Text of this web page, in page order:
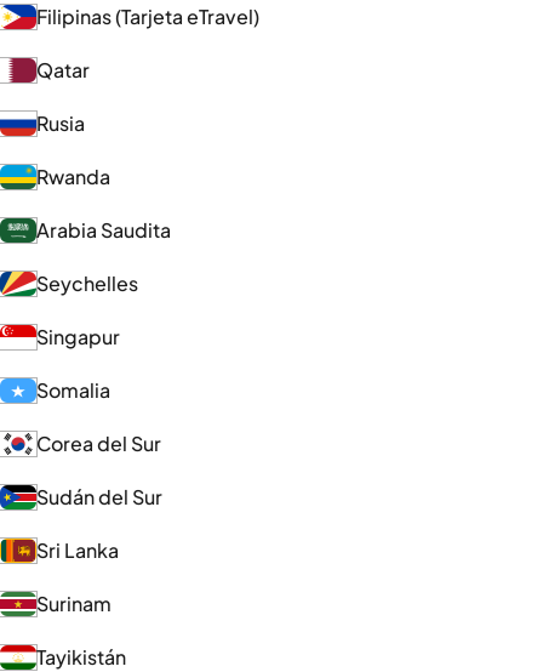
Filipinas (Tarjeta eTravel)
Qatar
Rusia
Rwanda
Arabia Saudita
Seychelles
Singapur
Somalia
Corea del Sur
Sudán del Sur
Sri Lanka
Surinam
Tayikistán